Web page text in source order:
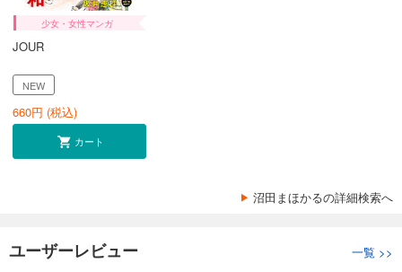
少女・女性マンガ
JOUR
NEW
660円 (税込)
カート
沼田まほかるの詳細検索へ
ユーザーレビュー 一覧 >>